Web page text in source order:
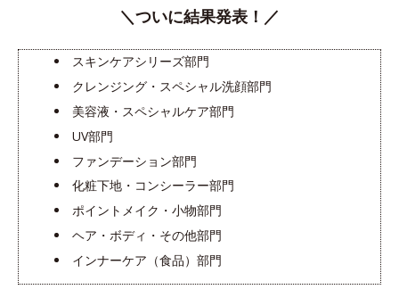
＼ついに結果発表！／
スキンケアシリーズ部門
クレンジング・スペシャル洗顔部門
美容液・スペシャルケア部門
UV部門
ファンデーション部門
化粧下地・コンシーラー部門
ポイントメイク・小物部門
ヘア・ボディ・その他部門
インナーケア（食品）部門